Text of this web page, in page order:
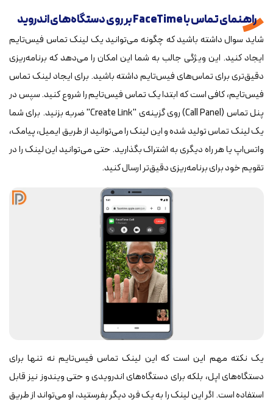
راهنمای تماس با FaceTime بر روی دستگاه‌های اندروید
شاید سوال داشته باشید که چگونه می‌توانید یک لینک تماس فیس‌تایم
ایجاد کنید. این ویژگی جالب به شما این امکان را می‌دهد که برنامه‌ریزی
دقیق‌تری برای تماس‌های فیس‌تایم داشته باشید. برای ایجاد لینک تماس
فیس‌تایم، کافی است که ابتدا یک تماس فیس‌تایم را شروع کنید. سپس در
پنل تماس (Call Panel) روی گزینه‌ی "Create Link" ضربه بزنید. برای شما
یک لینک تماس تولید شده و این لینک را می‌توانید از طریق ایمیل، پیامک،
واتس‌اپ یا هر راه دیگری به اشتراک بگذارید. حتی می‌توانید این لینک را در
تقویم خود برای برنامه‌ریزی دقیق‌تر ارسال کنید.
یک نکته مهم این است که این لینک تماس فیس‌تایم نه تنها برای
دستگاه‌های اپل، بلکه برای دستگاه‌های اندرویدی و حتی ویندوز نیز قابل
استفاده است. اگر این لینک را به یک فرد دیگر بفرستید، او می‌تواند از طریق